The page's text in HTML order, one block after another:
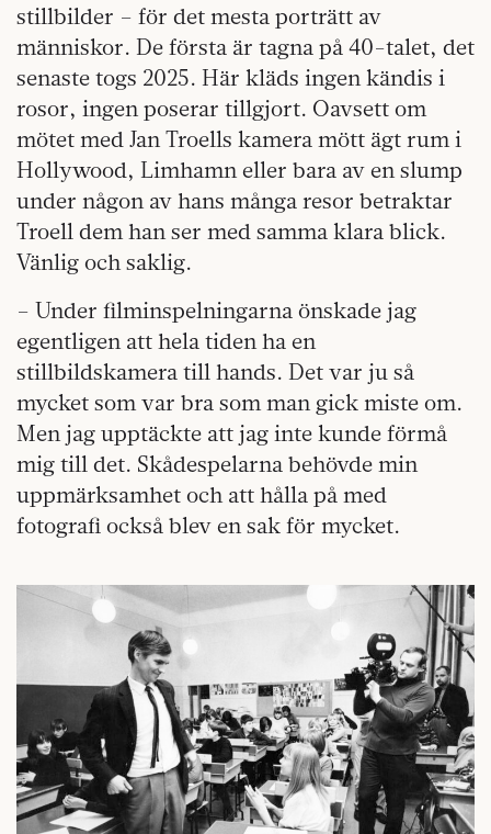
stillbilder – för det mesta porträtt av
människor. De första är tagna på 40-talet, det
senaste togs 2025. Här kläds ingen kändis i
rosor, ingen poserar tillgjort. Oavsett om
mötet med Jan Troells kamera mött ägt rum i
Hollywood, Limhamn eller bara av en slump
under någon av hans många resor betraktar
Troell dem han ser med samma klara blick.
Vänlig och saklig.
– Under filminspelningarna önskade jag
egentligen att hela tiden ha en
stillbildskamera till hands. Det var ju så
mycket som var bra som man gick miste om.
Men jag upptäckte att jag inte kunde förmå
mig till det. Skådespelarna behövde min
uppmärksamhet och att hålla på med
fotografi också blev en sak för mycket.